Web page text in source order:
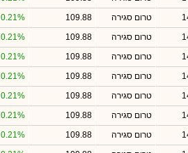
טרום סגירה 109.88
0.21%
טרום סגירה 109.88
0.21%
טרום סגירה 109.88
0.21%
טרום סגירה 109.88
0.21%
טרום סגירה 109.88
0.21%
טרום סגירה 109.88
0.21%
טרום סגירה 109.88
0.21%